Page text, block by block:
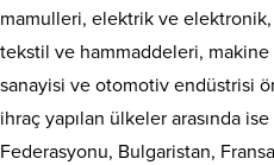
mamulleri, elektrik ve
tekstil ve hammaddeleri,
sanayisi ve otomotiv endüstrisi ön
ihraç yapılan ülkeler arasında
Federasyonu, Bulgaristan,